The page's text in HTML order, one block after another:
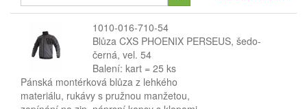
1010-016-710-54
Blůza CXS PHOENIX PERSEUS, šedo-
černá, vel. 54
Balení: kart = 25 ks
Pánská montérková blůza z lehkého
materiálu, rukávy s pružnou manžetou,